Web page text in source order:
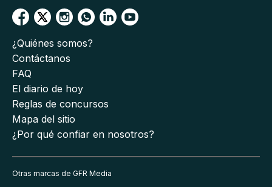
¿Quiénes somos?
Contáctanos
FAQ
El diario de hoy
Reglas de concursos
Mapa del sitio
¿Por qué confiar en nosotros?
Otras marcas de GFR Media